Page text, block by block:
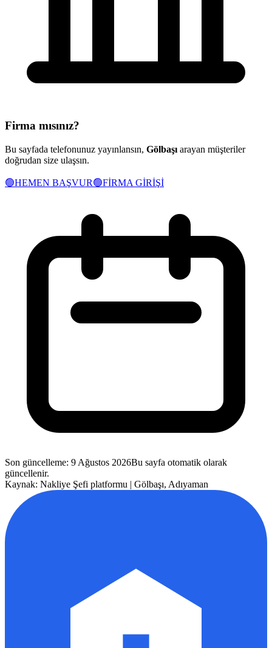
Firma mısınız?
Bu sayfada telefonunuz yayınlansın, Gölbaşı arayan müşteriler
doğrudan size ulaşsın.
🟢HEMEN BAŞVUR🟢FİRMA GİRİŞİ
Son güncelleme: 9 Ağustos 2026Bu sayfa otomatik olarak
güncellenir.
Kaynak: Nakliye Şefi platformu | Gölbaşı, Adıyaman